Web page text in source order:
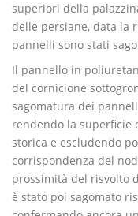
superiori della
delle persiane, data la
pannelli sono stati
Il pannello in
del cornicione
sagomatura dei
rendendo la superficie
storica e escludendo
corrispondenza del
prossimità del risvolto
è stato poi sagomato